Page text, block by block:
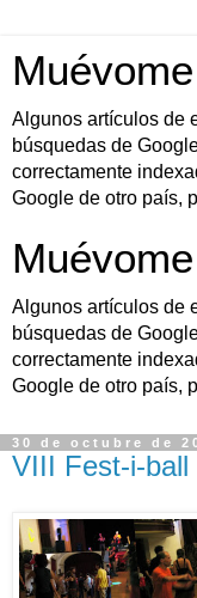
Muévome
Algunos artículos de
búsquedas de
correctamente
Google de otro país,
Muévome
Algunos artículos de
búsquedas de
correctamente
Google de otro país,
30 de octubre de
VIII Fest-i-ball